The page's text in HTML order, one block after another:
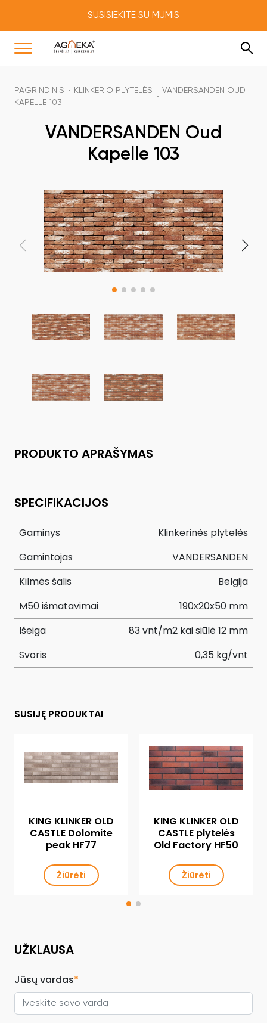
SUSISIEKITE SU MUMIS
PAGRINDINIS KLINKERIO PLYTELĖS
VANDERSANDEN OUD
KAPELLE 103
VANDERSANDEN Oud
Kapelle 103
PRODUKTO APRAŠYMAS
SPECIFIKACIJOS
Gaminys
Klinkerinės plytelės
Gamintojas
VANDERSANDEN
Kilmės šalis
Belgija
M50 išmatavimai
190x20x50 mm
Išeiga
83 vnt/m2 kai siūlė 12 mm
Svoris
0,35 kg/vnt
SUSIJĘ PRODUKTAI
KING KLINKER OLD
CASTLE Dolomite
peak HF77
Žiūrėti
KING KLINKER OLD
CASTLE plytelės
Old Factory HF50
Žiūrėti
UŽKLAUSA
Jūsų vardas*